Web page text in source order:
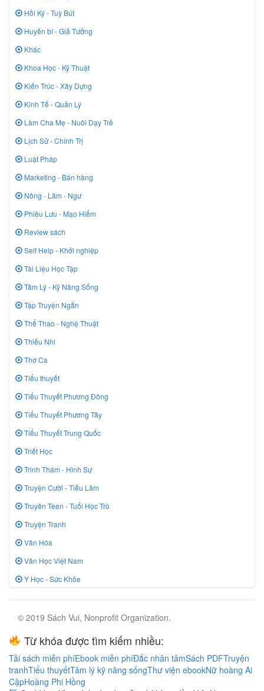
Hồi Ký - Tuỳ Bút
Huyền bí - Giả Tưởng
Khác
Khoa Học - Kỹ Thuật
Kiến Trúc - Xây Dựng
Kinh Tế - Quản Lý
Làm Cha Mẹ - Nuôi Dạy Trẻ
Lịch Sử - Chính Trị
Luật Pháp
Marketing - Bán hàng
Nông - Lâm - Ngư
Phiêu Lưu - Mạo Hiểm
Review sách
Self Help - Khởi nghiệp
Tài Liệu Học Tập
Tâm Lý - Kỹ Năng Sống
Tập Truyện Ngắn
Thể Thao - Nghệ Thuật
Thiếu Nhi
Thơ Ca
Tiểu thuyết
Tiểu Thuyết Phương Đông
Tiểu Thuyết Phương Tây
Tiểu Thuyết Trung Quốc
Triết Học
Trinh Thám - Hình Sự
Truyện Cười - Tiếu Lâm
Truyên Teen - Tuổi Học Trò
Truyện Tranh
Văn Hóa
Văn Học Việt Nam
Y Học - Sức Khỏe
© 2019 Sách Vui, Nonprofit Organization.
Từ khóa được tìm kiếm nhiều:
Tải sách miễn phíEbook miễn phíĐắc nhân tâmSách PDFTruyện
tranhTiểu thuyếtTâm lý kỹ năng sốngThư viện ebookNữ hoàng Ai
CậpHoàng Phi Hồng